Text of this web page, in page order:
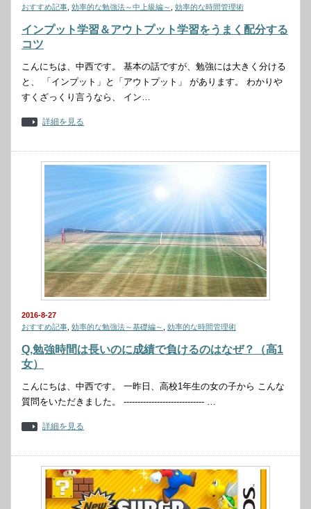
おすすめ記事 効率的な勉強法～中上級編～ 効率的な時間管理術
インプット学習＆アウトプット学習をうまく配分する
コツ
こんにちは、中西です。 基本の話ですが、勉強には大きく分ける
と、 「インプット」と「アウトプット」 があります。 わかりや
すくざっくり言うなら、 イン…
詳細を見る
2016-8-27
おすすめ記事 効率的な勉強法～基礎編～ 効率的な時間管理術
Q,勉強時間は長いのに成績で負けるのはなぜ？（高1
女）
こんにちは、中西です。 一昨日、高校1年生の女の子から こんな
質問をいただきました。 ----------------------------- …
詳細を見る